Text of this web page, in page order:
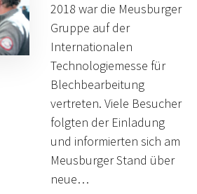
2018 war die Meusburger
Gruppe auf der
Internationalen
Technologiemesse für
Blechbearbeitung
vertreten. Viele Besucher
folgten der Einladung
und informierten sich am
Meusburger Stand über
neue…